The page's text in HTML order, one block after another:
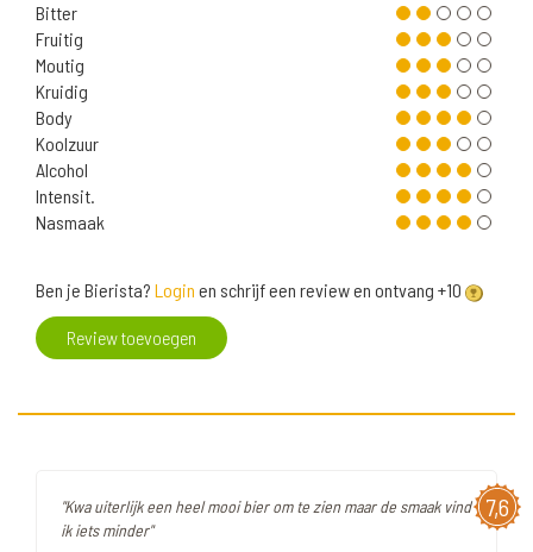
Bitter
Fruitig
Moutig
Kruidig
Body
Koolzuur
Alcohol
Intensit.
Nasmaak
Ben je Bierista? Login en schrijf een review en ontvang +10
Review toevoegen
7,6
"Kwa uiterlijk een heel mooi bier om te zien maar de smaak vind
ik iets minder"